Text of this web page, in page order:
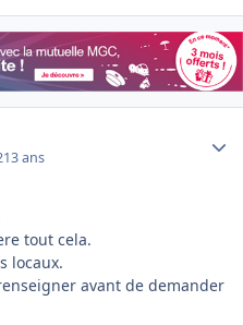
13 ans
tout cela.
locaux.
avant de demander